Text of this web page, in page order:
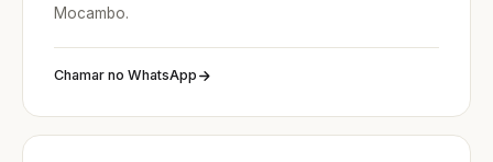
Mocambo.
Chamar no WhatsApp